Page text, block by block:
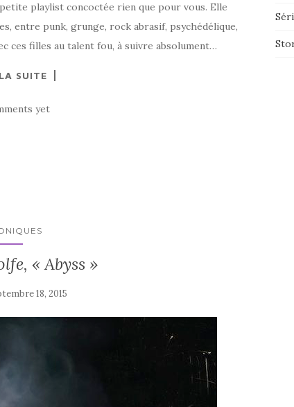
playlist concoctée rien que pour vous. Elle
entre punk, grunge, rock abrasif, psychédélique,
ces filles au talent fou, à suivre absolument…
SUITE
yet
« Abyss »
18, 2015